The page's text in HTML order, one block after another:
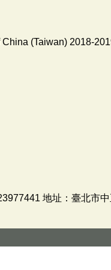
(Taiwan) 2018-
地址：臺北市